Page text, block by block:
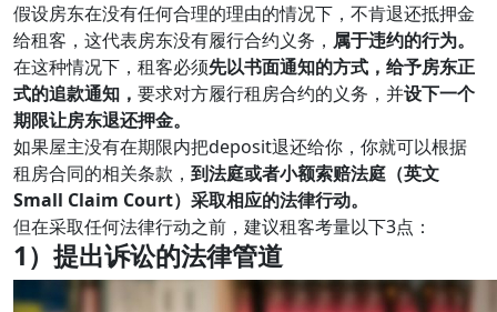
假设房东在没有任何合理的理由的情况下，不肯退还抵押金
给租客，这代表房东没有履行合约义务， 属于违约的行为。
在这种情况下，租客必须先以书面通知的方式，给予房东正
式的追款通知， 要求对方履行租房合约的义务，并设下一个
期限让房东退还押金。
如果屋主没有在期限内把deposit退还给你，你就可以根据
租房合同的相关条款， 到法庭或者小额索赔法庭（英文
Small Claim Court）采取相应的法律行动。
但在采取任何法律行动之前，建议租客考量以下3点：
1）提出诉讼的法律管道